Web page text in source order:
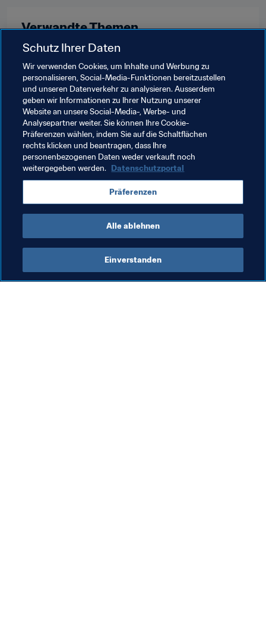
Verwandte Themen
India Jordan Australia Palestine Syria
Korea Republic China PR Kyrgyz Republic
Philippines IR Iran Iraq Vietnam
Yemen Qatar Saudi Arabia Lebanon
DPR Korea Japan Uzbekistan Oman
Turkmenistan
Schutz Ihrer Daten
Wir verwenden Cookies, um Inhalte und Werbung zu
personalisieren, Social-Media-Funktionen bereitzustellen
und unseren Datenverkehr zu analysieren. Ausserdem
geben wir Informationen zu Ihrer Nutzung unserer
Website an unsere Social-Media-, Werbe- und
Analysepartner weiter. Sie können Ihre Cookie-
Präferenzen wählen, indem Sie auf die Schaltflächen
rechts klicken und beantragen, dass Ihre
personenbezogenen Daten weder verkauft noch
weitergegeben werden. Datenschutzportal
Präferenzen
Alle ablehnen
Einverstanden